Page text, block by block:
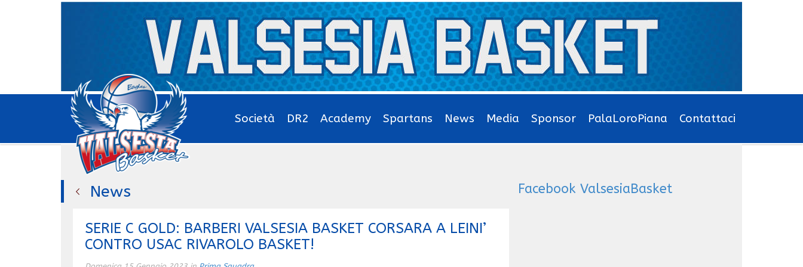
Società DR2 Academy Spartans News Media Sponsor PalaLoroPiana Contattaci
News
SERIE C GOLD: BARBERI VALSESIA BASKET CORSARA A LEINI’
CONTRO USAC RIVAROLO BASKET!
Facebook ValsesiaBasket